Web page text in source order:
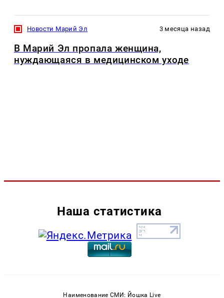
Новости Марий Эл 3 месяца назад
В Марий Эл пропала женщина,
нуждающаяся в медицинском уходе
Наша статистика
Наименование СМИ: Йошка Live